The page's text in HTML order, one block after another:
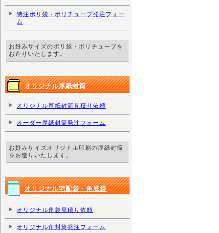
特注ポリ袋・ポリチューブ発注フォー
ム
お好みサイズのポリ袋・ポリチューブを
お造りいたします。
オリジナル厚紙封筒
オリジナル厚紙封筒見積り依頼
オーダー厚紙封筒発注フォーム
お好みサイズオリジナル印刷の厚紙封筒
をお造りいたします。
オリジナル宅配袋・角底袋
オリジナル角袋見積り依頼
オリジナル角封筒発注フォーム